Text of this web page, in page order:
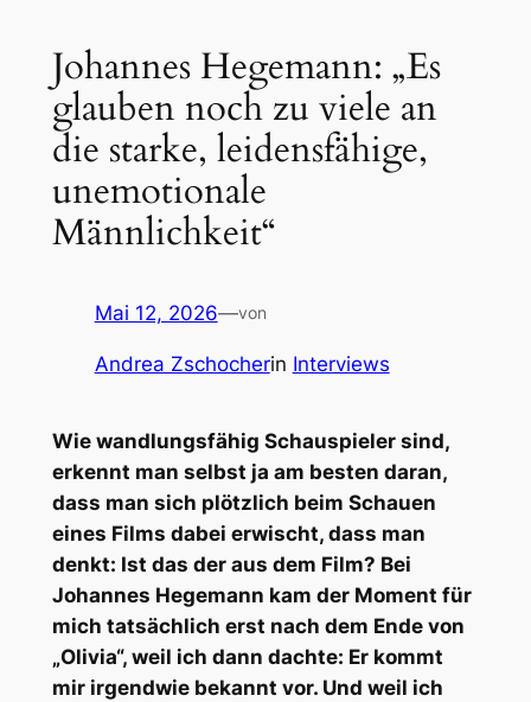
Johannes Hegemann: „Es
glauben noch zu viele an
die starke, leidensfähige,
unemotionale
Männlichkeit“
Mai 12, 2026—von
Andrea Zschocherin Interviews
Wie wandlungsfähig Schauspieler sind,
erkennt man selbst ja am besten daran,
dass man sich plötzlich beim Schauen
eines Films dabei erwischt, dass man
denkt: Ist das der aus dem Film? Bei
Johannes Hegemann kam der Moment für
mich tatsächlich erst nach dem Ende von
„Olivia“, weil ich dann dachte: Er kommt
mir irgendwie bekannt vor. Und weil ich